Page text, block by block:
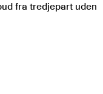
fra tredjepart uden